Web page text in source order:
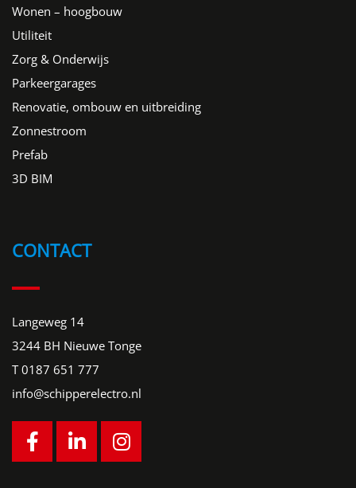
Wonen – hoogbouw
Utiliteit
Zorg & Onderwijs
Parkeergarages
Renovatie, ombouw en uitbreiding
Zonnestroom
Prefab
3D BIM
CONTACT
Langeweg 14
3244 BH Nieuwe Tonge
T0187 651 777
info@schipperelectro.nl